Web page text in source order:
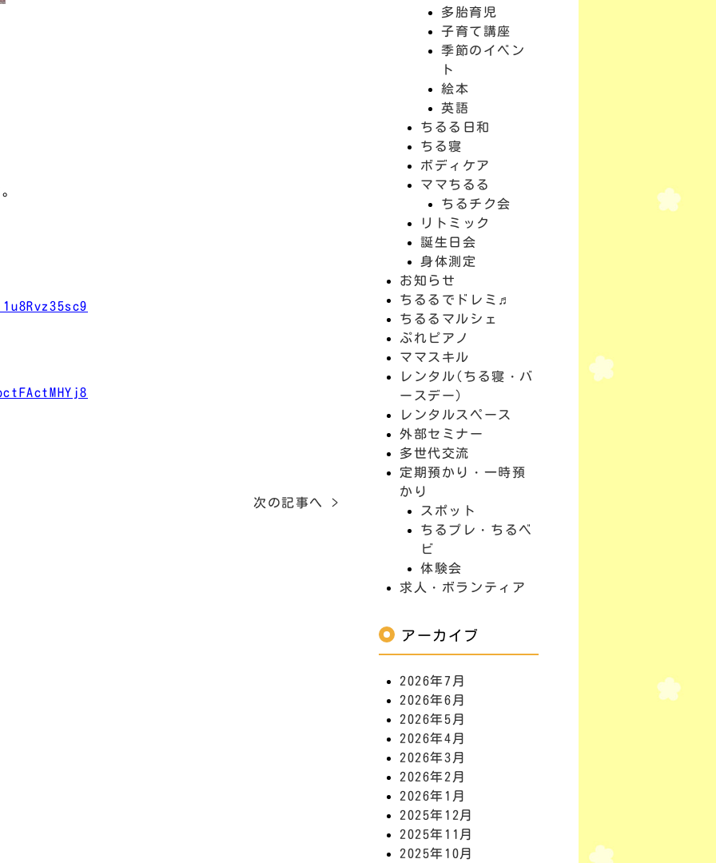
次の記事へ >
多胎育児
子育て講座
季節のイベン
ト
絵本
英語
ちるる日和
ちる寝
ボディケア
ママちるる
ちるチク会
リトミック
誕生日会
身体測定
お知らせ
ちるるでドレミ♬
ちるるマルシェ
ぷれピアノ
ママスキル
レンタル(ちる寝・バ
ースデー)
レンタルスペース
外部セミナー
多世代交流
定期預かり・一時預
かり
スポット
ちるプレ・ちるベ
ビ
体験会
求人・ボランティア
アーカイブ
2026年7月
2026年6月
2026年5月
2026年4月
2026年3月
2026年2月
2026年1月
2025年12月
2025年11月
2025年10月